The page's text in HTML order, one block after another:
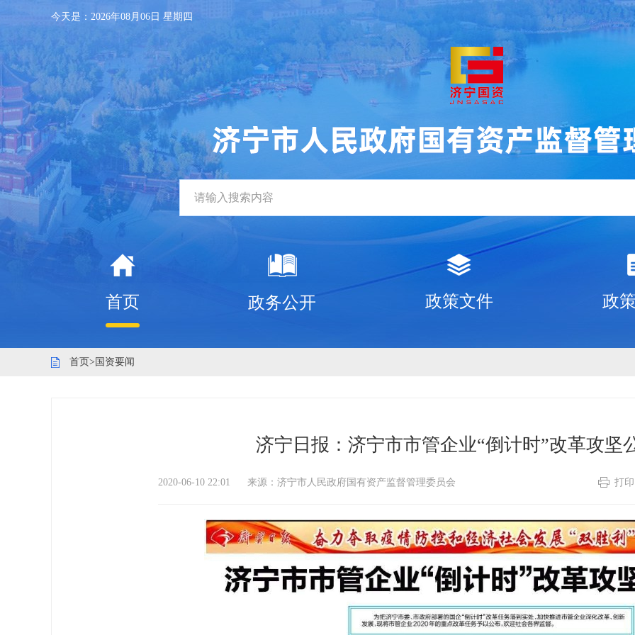
今天是： 2026年08月06日 星期四
首页 政务公开 政策文件 政
首页> 国资要闻
济宁日报：济宁市市管企业“倒计时”改革攻坚
2020-06-10 22:01 来源： 济宁市人民政府国有资产监督管理委员会 打印